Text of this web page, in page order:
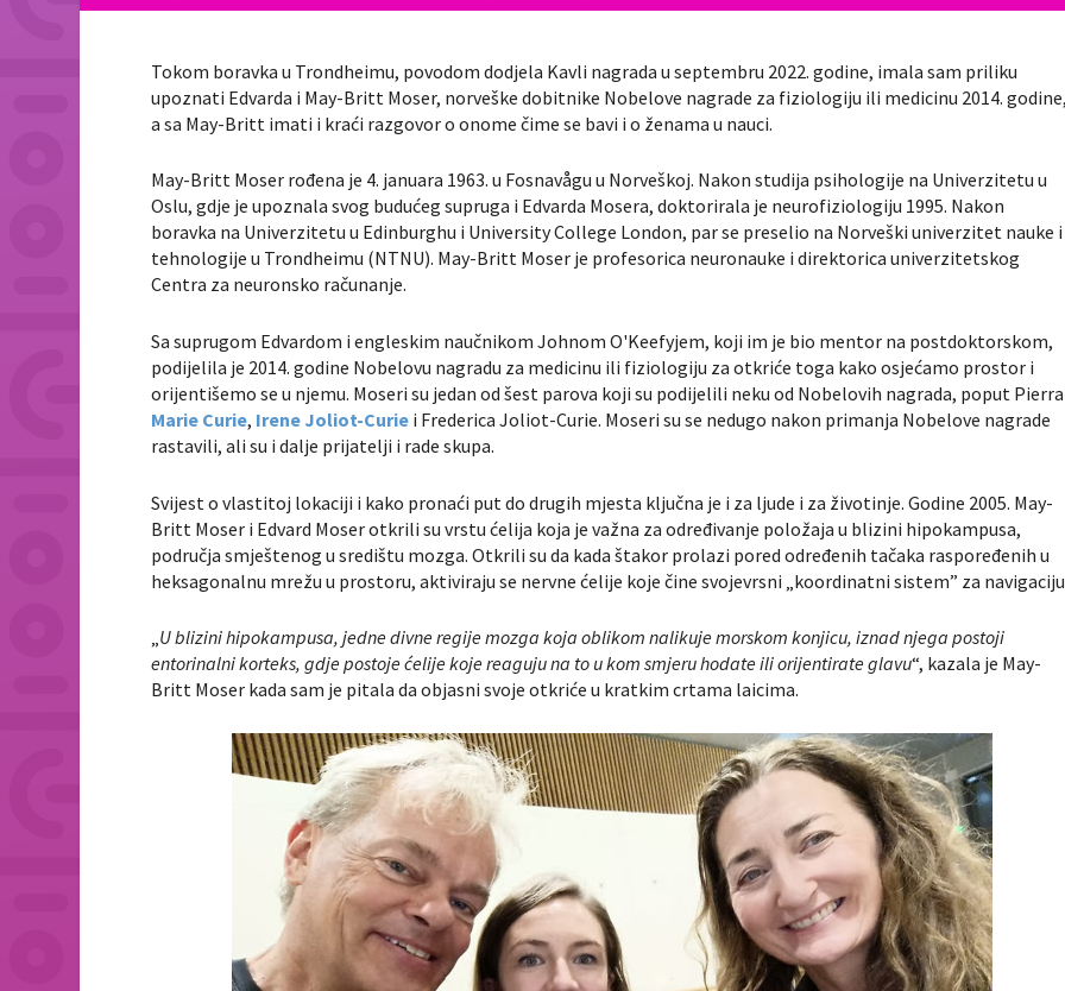
Tokom boravka u Trondheimu, povodom dodjela Kavli nagrada u septembru 2022. godine, imala sam priliku
upoznati Edvarda i May-Britt Moser, norveške dobitnike Nobelove nagrade za fiziologiju ili medicinu 2014.
a sa May-Britt imati i kraći razgovor o onome čime se bavi i o ženama u nauci.
May-Britt Moser rođena je 4. januara 1963. u Fosnavågu u Norveškoj. Nakon studija psihologije na Univerzitetu u
Oslu, gdje je upoznala svog budućeg supruga i Edvarda Mosera, doktorirala je neurofiziologiju 1995. Nakon
boravka na Univerzitetu u Edinburghu i University College London, par se preselio na Norveški univerzitet nauke i
tehnologije u Trondheimu (NTNU). May-Britt Moser je profesorica neuronauke i direktorica univerzitetskog
Centra za neuronsko računanje.
Sa suprugom Edvardom i engleskim naučnikom Johnom O'Keefyjem, koji im je bio mentor na postdoktorskom,
podijelila je 2014. godine Nobelovu nagradu za medicinu ili fiziologiju za otkriće toga kako osjećamo prostor i
orijentišemo se u njemu. Moseri su jedan od šest parova koji su podijelili neku od Nobelovih nagrada, poput
Marie Curie, Irene Joliot-Curie i Frederica Joliot-Curie. Moseri su se nedugo nakon primanja Nobelove nagrade
rastavili, ali su i dalje prijatelji i rade skupa.
Svijest o vlastitoj lokaciji i kako pronaći put do drugih mjesta ključna je i za ljude i za životinje. Godine 2005. May-
Britt Moser i Edvard Moser otkrili su vrstu ćelija koja je važna za određivanje položaja u blizini hipokampusa,
područja smještenog u središtu mozga. Otkrili su da kada štakor prolazi pored određenih tačaka raspoređenih u
heksagonalnu mrežu u prostoru, aktiviraju se nervne ćelije koje čine svojevrsni „koordinatni sistem” za
„U blizini hipokampusa, jedne divne regije mozga koja oblikom nalikuje morskom konjicu, iznad njega postoji
entorinalni korteks, gdje postoje ćelije koje reaguju na to u kom smjeru hodate ili orijentirate glavu“, kazala je May-
Britt Moser kada sam je pitala da objasni svoje otkriće u kratkim crtama laicima.